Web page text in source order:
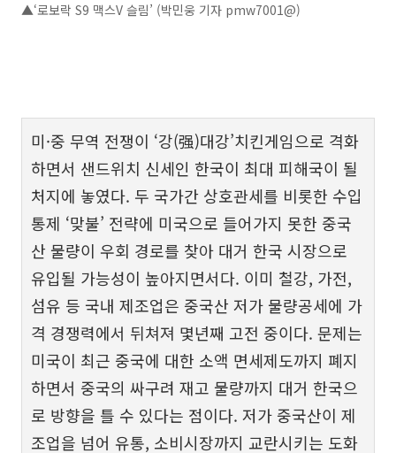
▲‘로보락 S9 맥스V 슬림’ (박민웅 기자 pmw7001@)
미·중 무역 전쟁이 ‘강(强)대강’치킨게임으로 격화
하면서 샌드위치 신세인 한국이 최대 피해국이 될
처지에 놓였다. 두 국가간 상호관세를 비롯한 수입
통제 ‘맞불’ 전략에 미국으로 들어가지 못한 중국
산 물량이 우회 경로를 찾아 대거 한국 시장으로
유입될 가능성이 높아지면서다. 이미 철강, 가전,
섬유 등 국내 제조업은 중국산 저가 물량공세에 가
격 경쟁력에서 뒤쳐져 몇년째 고전 중이다. 문제는
미국이 최근 중국에 대한 소액 면세제도까지 폐지
하면서 중국의 싸구려 재고 물량까지 대거 한국으
로 방향을 틀 수 있다는 점이다. 저가 중국산이 제
조업을 넘어 유통, 소비시장까지 교란시키는 도화